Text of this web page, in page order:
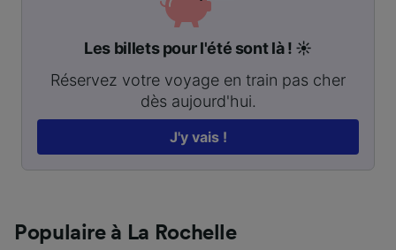
Les billets pour l'été sont là ! ☀️
Réservez votre voyage en train pas cher
dès aujourd'hui.
J'y vais !
Populaire à La Rochelle